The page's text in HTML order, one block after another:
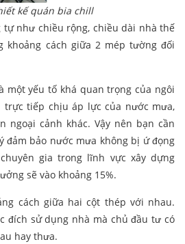
kế quán bia chill
tự như chiều rộng, chiều dài nhà thế
khoảng cách giữa 2 mép tường đối
một yếu tố khá quan trọng của ngôi
tiếp chịu áp lực của nước mưa,
ngoại cảnh khác. Vậy nên bạn cần
đảm bảo nước mưa không bị ứ đọng
gia trong lĩnh vực xây dựng
sẽ vào khoảng 15%.
cách giữa hai cột thép với nhau.
đích sử dụng nhà mà chủ đầu tư có
hay thưa.